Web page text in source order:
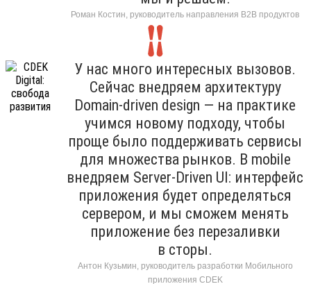
Роман Костин, руководитель направления B2B продуктов
У нас много интересных вызовов.
Сейчас внедряем архитектуру
Domain-driven design — на практике
учимся новому подходу, чтобы
проще было поддерживать сервисы
для множества рынков. В mobile
внедряем Server-Driven UI: интерфейс
приложения будет определяться
сервером, и мы сможем менять
приложение без перезаливки
в сторы.
Антон Кузьмин, руководитель разработки Мобильного
приложения CDEK